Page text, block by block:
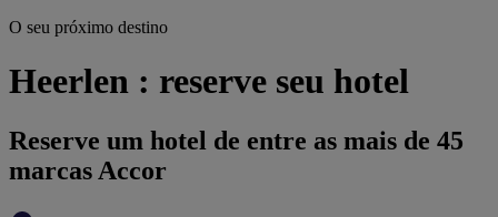
O seu próximo destino
Heerlen : reserve seu hotel
Reserve um hotel de entre as mais de 45
marcas Accor